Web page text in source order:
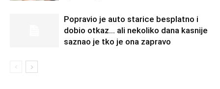
Popravio je auto starice besplatno i
dobio otkaz… ali nekoliko dana kasnije
saznao je tko je ona zapravo